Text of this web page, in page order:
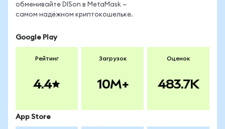
обменивайте DISon в MetaMask —
самом надёжном криптокошельке.
Google Play
Рейтинг
4.4
Загрузок
10M+
Оценок
483.7K
App Store